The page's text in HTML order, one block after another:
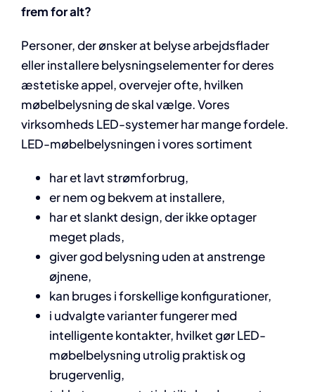
frem for alt?
Personer, der ønsker at belyse arbejdsflader
eller installere belysningselementer for deres
æstetiske appel, overvejer ofte, hvilken
møbelbelysning de skal vælge. Vores
virksomheds LED-systemer har mange fordele.
LED-møbelbelysningen i vores sortiment
har et lavt strømforbrug,
er nem og bekvem at installere,
har et slankt design, der ikke optager
meget plads,
giver god belysning uden at anstrenge
øjnene,
kan bruges i forskellige konfigurationer,
i udvalgte varianter fungerer med
intelligente kontakter, hvilket gør LED-
møbelbelysning utrolig praktisk og
brugervenlig,